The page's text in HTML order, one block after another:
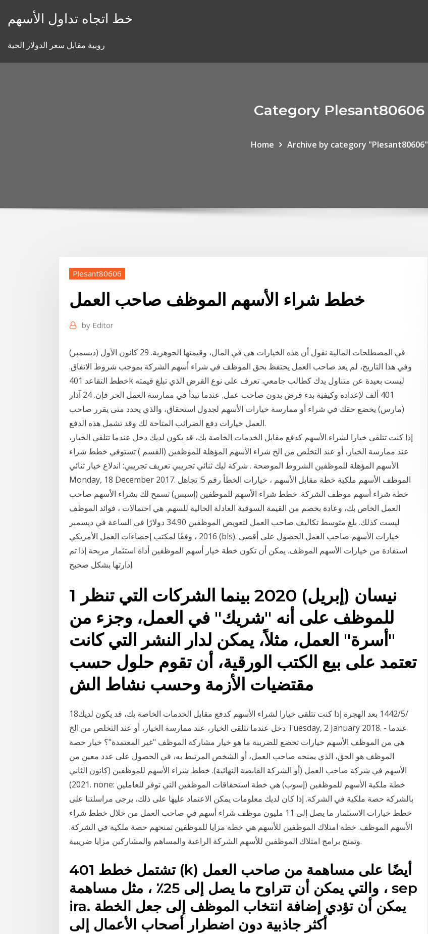
خط اتجاه تداول الأسهم
روبية مقابل سعر الدولار الحية
Category Plesant80606
Home Archive by category "Plesant80606"
Plesant80606
خطط شراء الأسهم الموظف صاحب العمل
by Editor
في المصطلحات المالية نقول أن هذه الخيارات هي في المال، وقيمتها الجوهرية. 29 كانون الأول (ديسمبر)
وفي هذا التاريخ، لم يعد صاحب العمل يحتفظ بحق الموظف في شراء أسهم الشركة بموجب شروط الاتفاق.
خطط التقاعد 401k ليست بعيدة عن متناول يدك كطالب جامعي. تعرف على نوع القرض الذي تبلغ قيمته
401 ألف لإعداده وكيفية بدء قرض بدون صاحب عمل. عندما تبدأ في ممارسة العمل الحر فإن. 24 آذار
(مارس) يخضع حقك في شراء أو ممارسة خيارات الأسهم لجدول استحقاق، والذي يحدد متى يقرر صاحب
العمل خيارات دفع الضرائب المتاحة لك وقد تشمل هذه الدفع.
إذا كنت تتلقى خيارا لشراء الأسهم كدفع مقابل الخدمات الخاصة بك، قد يكون لديك دخل عندما تتلقى الخيار،
عند ممارسة الخيار، أو عند التخلص من الخ شراء الأسهم المؤهلة للموظفين (القسم ) تستوفي خطط شراء
الأسهم المؤهلة للموظفين الشروط الموضحة . شركة ليك ثنائي تجريبي تعريف تجريبي: اندلاع خيار ثنائي.
Monday, 18 December 2017. الموظف الأسهم ملكية خطة مقابل الأسهم ، خيارات الخطأ رقم 5: تجاهل
خطة شراء أسهم موظف الشركة. خطط شراء الأسهم للموظفين (إسبس) تسمح لك بشراء الأسهم صاحب
العمل الخاص بك، وعادة بخصم من القيمة السوقية العادلة الحالية للسهم. هي احتمالات ، فوائد الموظف
ليست كذلك. بلغ متوسط تكاليف صاحب العمل لتعويض الموظفين 34.90 دولارًا في الساعة في ديسمبر
2016 ، وفقًا لمكتب إحصاءات العمل الأمريكي (bls). خيارات الأسهم صاحب العمل الحصول على أقصى
استفادة من خيارات الأسهم الموظف. يمكن أن تكون خطة خيار أسهم الموظفين أداة استثمار مربحة إذا تم
إدارتها بشكل صحيح.
1 نيسان (إبريل) 2020 بينما الشركات التي تنظر
للموظف على أنه "شريك" في العمل، وجزء من
"أسرة" العمل، مثلاً، يمكن لدار النشر التي كانت
تعتمد على بيع الكتب الورقية، أن تقوم حلول حسب
مقتضيات الأزمة وحسب نشاط الش
18‏‏/5‏‏/1442 بعد الهجرة إذا كنت تتلقى خيارا لشراء الأسهم كدفع مقابل الخدمات الخاصة بك، قد يكون لديك
دخل عندما تتلقى الخيار، عند ممارسة الخيار، أو عند التخلص من الخ Tuesday, 2 January 2018. عندما -
هي من الموظف الأسهم خيارات تخضع للضريبة ما هو خيار مشاركة الموظف "غير المعتمدة"؟ خيار حصة
الموظف هو الحق، الذي يمنحه صاحب العمل، أو الشخص المرتبط به، في الحصول على عدد معين من
الأسهم في شركة صاحب العمل (أو الشركة القابضة النهائية). خطط شراء الأسهم للموظفين (كانون الثاني
2021). none: خطة ملكية الأسهم للموظفين (إسوب) هي خطة استحقاقات الموظفين التي توفر للعاملين
بالشركة حصة ملكية في الشركة. إذا كان لديك معلومات يمكن الاعتماد عليها على ذلك، يرجى مراسلتنا على
خطط خيارات الاستثمار ما يصل إلى 11 مليون موظف شراء أسهم في صاحب العمل من خلال خطط شراء
الأسهم الموظف. خطة امتلاك الموظفين للأسهم هي خطة مزايا للموظفين تمنحهم حصة ملكية في الشركة.
وتمنح برامج امتلاك الموظفين للأسهم الشركة الراعية والمساهم والمشاركين مزايا ضريبية.
تشتمل خطط 401 (k) أيضًا على مساهمة من صاحب العمل
، والتي يمكن أن تتراوح ما يصل إلى 25٪ ، مثل مساهمة sep
ira. يمكن أن تؤدي إضافة انتخاب الموظف إلى جعل الخطة
أكثر جاذبية دون اضطرار أصحاب الأعمال إلى